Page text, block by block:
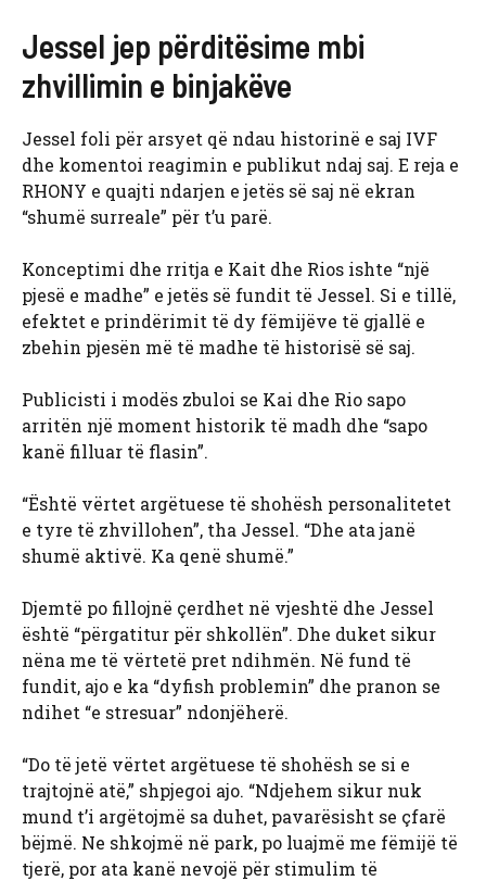
Jessel jep përditësime mbi
zhvillimin e binjakëve
Jessel foli për arsyet që ndau historinë e saj IVF
dhe komentoi reagimin e publikut ndaj saj. E reja e
RHONY e quajti ndarjen e jetës së saj në ekran
“shumë surreale” për t’u parë.
Konceptimi dhe rritja e Kait dhe Rios ishte “një
pjesë e madhe” e jetës së fundit të Jessel. Si e tillë,
efektet e prindërimit të dy fëmijëve të gjallë e
zbehin pjesën më të madhe të historisë së saj.
Publicisti i modës zbuloi se Kai dhe Rio sapo
arritën një moment historik të madh dhe “sapo
kanë filluar të flasin”.
“Është vërtet argëtuese të shohësh personalitetet
e tyre të zhvillohen”, tha Jessel. “Dhe ata janë
shumë aktivë. Ka qenë shumë.”
Djemtë po fillojnë çerdhet në vjeshtë dhe Jessel
është “përgatitur për shkollën”. Dhe duket sikur
nëna me të vërtetë pret ndihmën. Në fund të
fundit, ajo e ka “dyfish problemin” dhe pranon se
ndihet “e stresuar” ndonjëherë.
“Do të jetë vërtet argëtuese të shohësh se si e
trajtojnë atë,” shpjegoi ajo. “Ndjehem sikur nuk
mund t’i argëtojmë sa duhet, pavarësisht se çfarë
bëjmë. Ne shkojmë në park, po luajmë me fëmijë të
tjerë, por ata kanë nevojë për stimulim të